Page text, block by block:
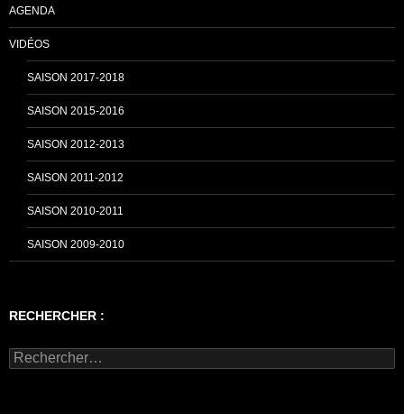
AGENDA
VIDÉOS
SAISON 2017-2018
SAISON 2015-2016
SAISON 2012-2013
SAISON 2011-2012
SAISON 2010-2011
SAISON 2009-2010
RECHERCHER :
Rechercher :